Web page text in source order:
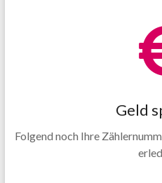
Geld
Folgend noch Ihre